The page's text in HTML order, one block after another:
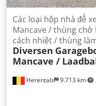
Herentals 9.713 km
Các loại hộp nhà để
Mancave / thùng
cách nhiệt / thùng
Diversen
Mancave /